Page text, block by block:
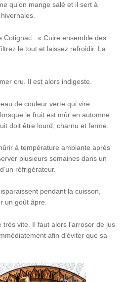
qu’on mange salé et il sert à
Cotignac : « Cuire ensemble des
le tout et laissez refroidir. La
cru. Il est alors indigeste.
de couleur verte qui vire
le fruit est mûr en automne.
doit être lourd, charnu et ferme.
à température ambiante après
plusieurs semaines dans un
réfrigérateur.
pendant la cuisson,
un goût âpre.
très vite. Il faut alors l’arroser de jus
afin d’éviter que sa